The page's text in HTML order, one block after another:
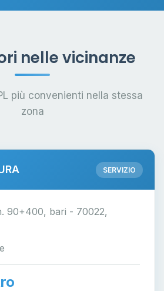
nelle vicinanze
più convenienti nella stessa
zona
SERVIZIO
90+400, bari - 70022,